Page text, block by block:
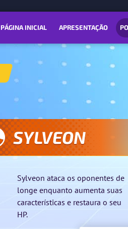
PÁGINA INICIAL APRESENTAÇÃO
SYLVEON
Sylveon ataca os oponentes de
longe enquanto aumenta suas
características e restaura o seu
HP.